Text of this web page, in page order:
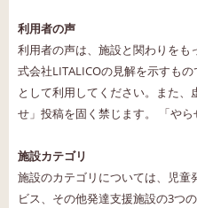
利用者の声
利用者の声は、施設と関わりを
式会社LITALICOの見解を示すも
として利用してください。また
せ」投稿を固く禁じます。 「やら
施設カテゴリ
施設のカテゴリについては、児童
ビス、その他発達支援施設の3つ